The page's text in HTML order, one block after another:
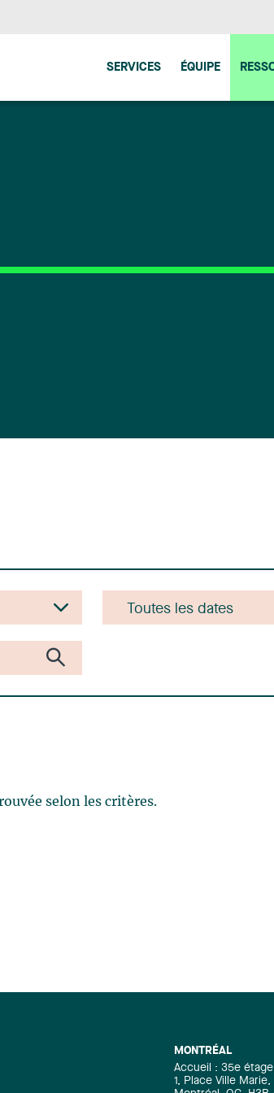
SERVICES ÉQUIPE
selon les critères.
MONTRÉAL
Accueil : 35e étage
1, Place Ville